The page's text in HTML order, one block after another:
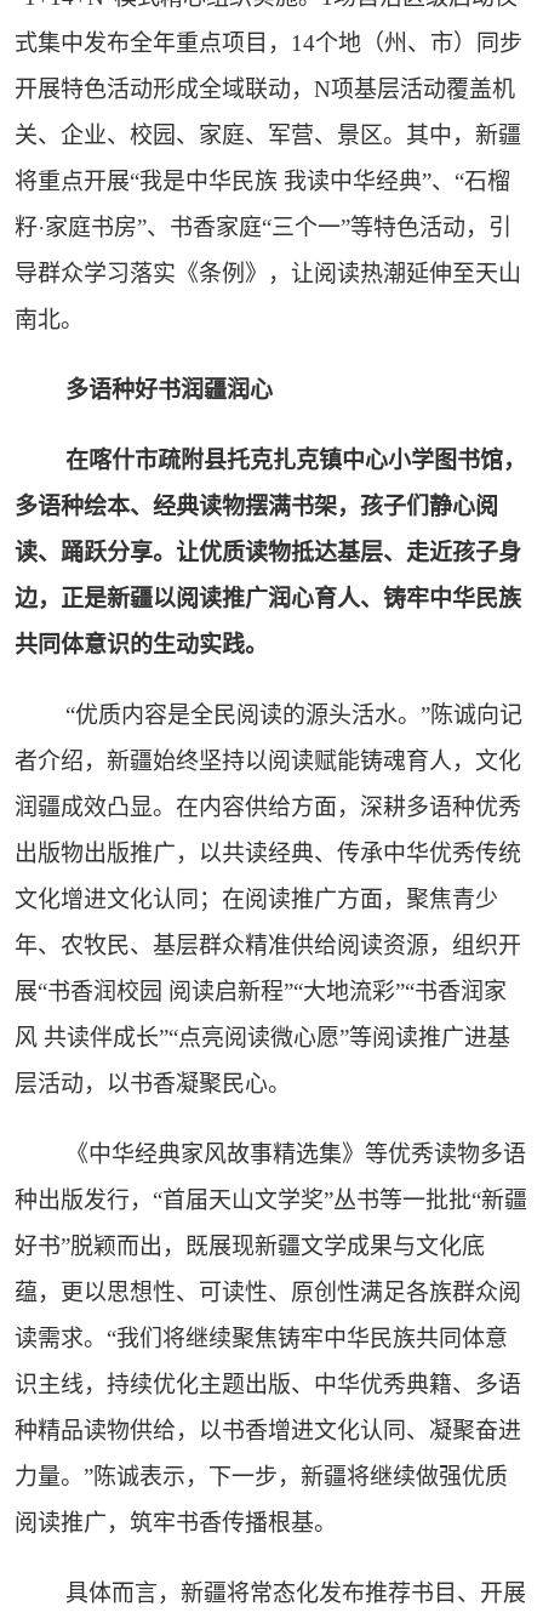
式集中发布全年重点项目，14个地（州、市）同步
开展特色活动形成全域联动，N项基层活动覆盖机
关、企业、校园、家庭、军营、景区。其中，新疆
将重点开展“我是中华民族 我读中华经典”、“石榴
籽·家庭书房”、书香家庭“三个一”等特色活动，引
导群众学习落实《条例》，让阅读热潮延伸至天山
南北。
多语种好书润疆润心
在喀什市疏附县托克扎克镇中心小学图书馆，
多语种绘本、经典读物摆满书架，孩子们静心阅
读、踊跃分享。让优质读物抵达基层、走近孩子身
边，正是新疆以阅读推广润心育人、铸牢中华民族
共同体意识的生动实践。
“优质内容是全民阅读的源头活水。”陈诚向记
者介绍，新疆始终坚持以阅读赋能铸魂育人，文化
润疆成效凸显。在内容供给方面，深耕多语种优秀
出版物出版推广，以共读经典、传承中华优秀传统
文化增进文化认同；在阅读推广方面，聚焦青少
年、农牧民、基层群众精准供给阅读资源，组织开
展“书香润校园 阅读启新程”“大地流彩”“书香润家
风 共读伴成长”“点亮阅读微心愿”等阅读推广进基
层活动，以书香凝聚民心。
《中华经典家风故事精选集》等优秀读物多语
种出版发行，“首届天山文学奖”丛书等一批批“新疆
好书”脱颖而出，既展现新疆文学成果与文化底
蕴，更以思想性、可读性、原创性满足各族群众阅
读需求。“我们将继续聚焦铸牢中华民族共同体意
识主线，持续优化主题出版、中华优秀典籍、多语
种精品读物供给，以书香增进文化认同、凝聚奋进
力量。”陈诚表示，下一步，新疆将继续做强优质
阅读推广，筑牢书香传播根基。
具体而言，新疆将常态化发布推荐书目、开展